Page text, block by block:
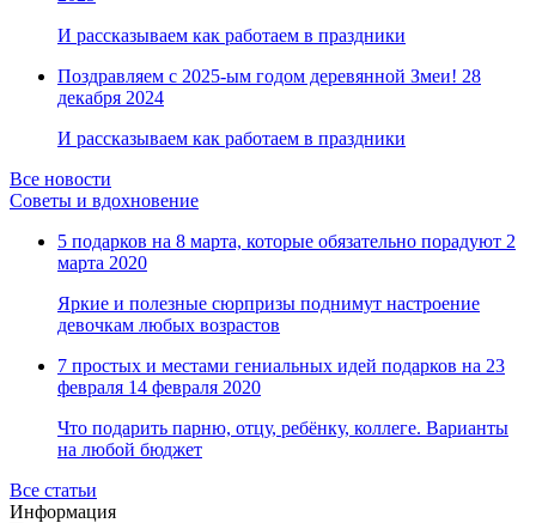
И рассказываем как работаем в праздники
Поздравляем с 2025-ым годом деревянной Змеи! 28
декабря 2024
И рассказываем как работаем в праздники
Все новости
Советы и вдохновение
5 подарков на 8 марта, которые обязательно порадуют 2
марта 2020
Яркие и полезные сюрпризы поднимут настроение
девочкам любых возрастов
7 простых и местами гениальных идей подарков на 23
февраля 14 февраля 2020
Что подарить парню, отцу, ребёнку, коллеге. Варианты
на любой бюджет
Все статьи
Информация